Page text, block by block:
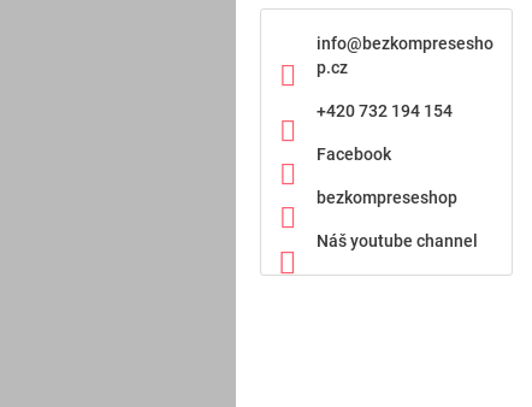
info@bezkompresesho
p.cz
+420 732 194 154
Facebook
bezkompreseshop
Náš youtube channel